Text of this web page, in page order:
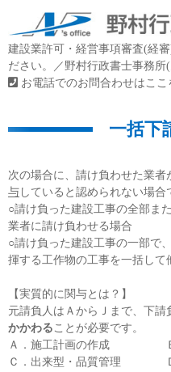
建設業許可・経営事項審査(経
ださい。／野村行政書士事務所
お電話でのお問合わせはここ
一括下
次の場合に、請け負わせた業者
与 していると認められない場合
○請け負った建設工事の全部ま
業者に請け負わせる場合
○請け負った建設工事の一部で
揮する工作物の工事を一括し
【実質的に関与とは？】
元請負人はＡからＪまで、下請
かかわる ことが必要です。
Ａ．施工計画の作成 Ｂ
Ｃ．出来型・品質管理 Ｄ